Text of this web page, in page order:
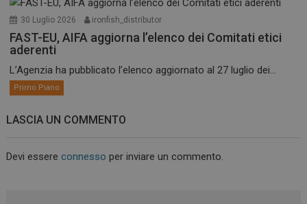
30 Luglio 2026 ironfish_distributor
FAST-EU, AIFA aggiorna l’elenco dei Comitati etici
aderenti
L’Agenzia ha pubblicato l’elenco aggiornato al 27 luglio dei...
Primo Piano
LASCIA UN COMMENTO
Devi essereconnesso per inviare un commento.